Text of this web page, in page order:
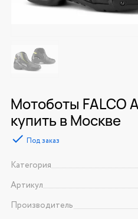
Мотоботы FALCO
купить в Москве
Под заказ
Категория
Артикул
Производитель